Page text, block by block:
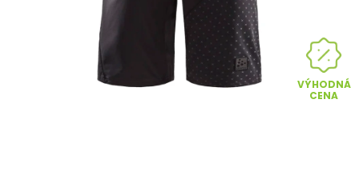
VÝHODNÁ
CENA